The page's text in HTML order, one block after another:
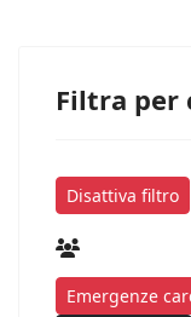
Filtra per
Disattiva filtro
Emergenze